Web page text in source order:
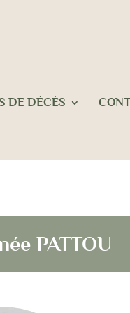
DE DÉCÈS
PATTOU